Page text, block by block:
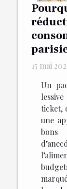
15 mai
Un
ticket,
une
bons